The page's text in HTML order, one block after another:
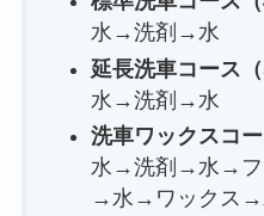
水→洗剤→水
延長洗車コース
水→洗剤→水
洗車ワックスコ
水→洗剤→水→フ
→水→ワックス→